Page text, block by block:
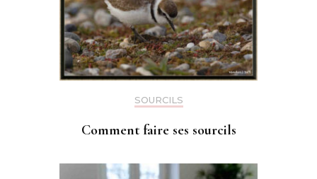
SOURCILS
Comment faire ses sourcils